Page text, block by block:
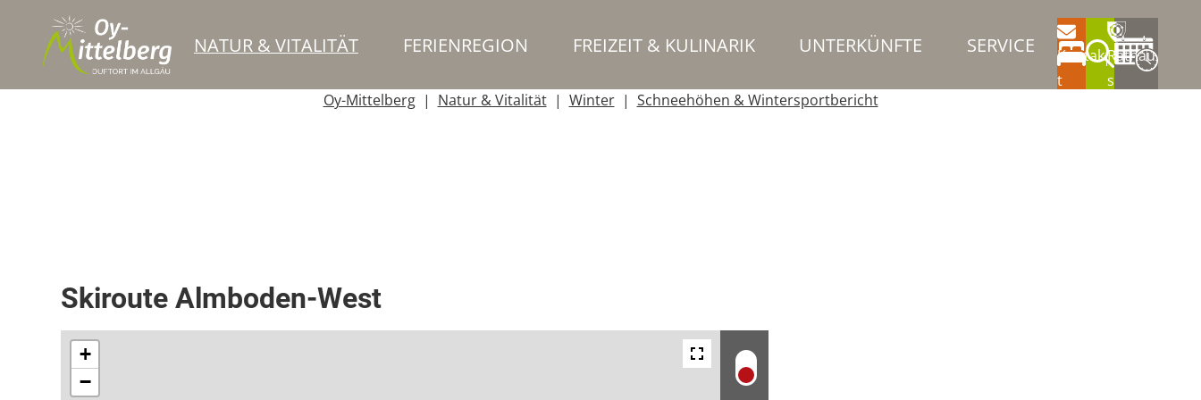
NATUR & VITALITÄT FERIENREGION FREIZEIT & KULINARIK UNTERKÜNFTE SERVICE
Kontak
t
Rathau
s
Oy-Mittelberg
Natur & Vitalität Winter Schneehöhen & Wintersportbericht
Skiroute Almboden-West